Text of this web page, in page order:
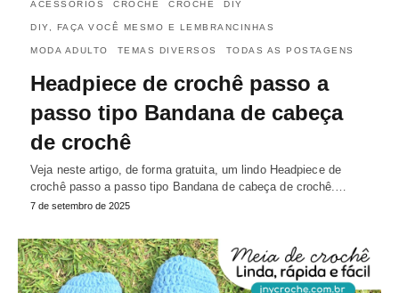
ACESSÓRIOS CROCHÊ CROCHÊ DIY
DIY, FAÇA VOCÊ MESMO E LEMBRANCINHAS
MODA ADULTO TEMAS DIVERSOS TODAS AS POSTAGENS
Headpiece de crochê passo a
passo tipo Bandana de cabeça
de crochê
Veja neste artigo, de forma gratuita, um lindo Headpiece de
crochê passo a passo tipo Bandana de cabeça de crochê.…
7 de setembro de 2025